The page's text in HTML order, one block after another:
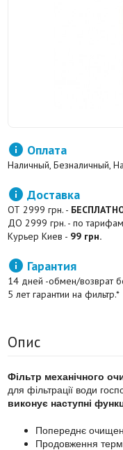
 Оплата
Наличный, Безналичный,
 Доставка
ОТ 2999 грн. -
ДО 2999 грн. - по
Курьер Киев - 99 грн.
 Гарантия
14 дней -обмен/возврат
5 лет гарантии на фильтр.*
Опис
Фільтр механічного
для фільтрації води
виконує наступні
Попереднє
Продовження